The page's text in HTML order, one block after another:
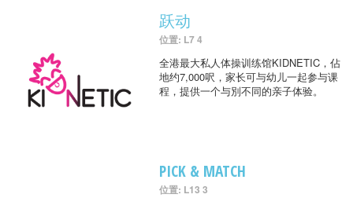
跃动
位置: L7 4
全港最大私人体操训练馆KIDNETIC，佔
地约7,000呎，家长可与幼儿一起参与课
程，提供一个与別不同的亲子体验。
PICK & MATCH
位置: L13 3